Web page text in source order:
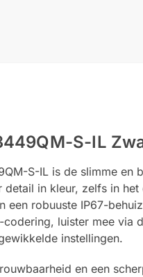
S-IL
S-IL is de slimme
detail in kleur, zelfs in
een robuuste IP67-
luister mee via
instellingen.
en een